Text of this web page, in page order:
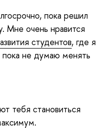
пока решил
Мне очень нравится
студентов, где я
не думаю менять
тебя становиться